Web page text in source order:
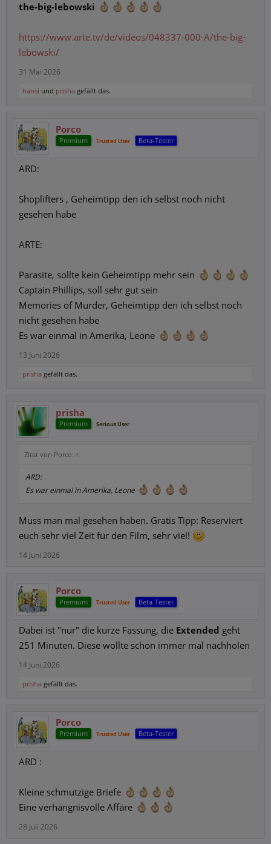
the-big-lebowski
https://www.arte.tv/de/videos/048337-000-A/the-big-
lebowski/
31 Mai 2026
hansi und prisha gefällt das.
Porco
Premium Trusted User Beta-Tester
ARD:
Shoplifters , Geheimtipp den ich selbst noch nicht
gesehen habe
ARTE:
Parasite, sollte kein Geheimtipp mehr sein
Captain Phillips, soll sehr gut sein
Memories of Murder, Geheimtipp den ich selbst noch
nicht gesehen habe
Es war einmal in Amerika, Leone
13 Juni 2026
prisha gefällt das.
prisha
Premium Serious User
Zitat von Porco: ↑
ARD:
Es war einmal in Amerika, Leone
Muss man mal gesehen haben. Gratis Tipp: Reserviert
euch sehr viel Zeit für den Film, sehr viel!
14 Juni 2026
Porco
Premium Trusted User Beta-Tester
Dabei ist "nur" die kurze Fassung, die Extended geht
251 Minuten. Diese wollte schon immer mal nachholen
14 Juni 2026
prisha gefällt das.
Porco
Premium Trusted User Beta-Tester
ARD :
Kleine schmutzige Briefe
Eine verhängnisvolle Affäre
28 Juli 2026